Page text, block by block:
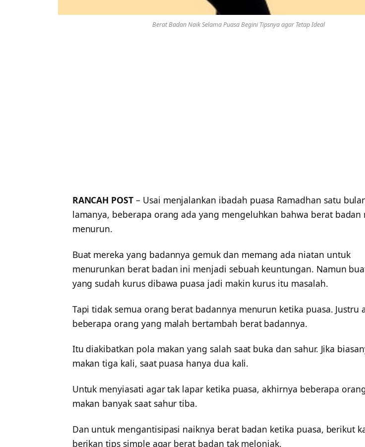
Berat Badan Naik Selama Puasa Begini Tipsnya agar Tetap Ideal
RANCAH POST – Usai menjalankan ibadah puasa Ramadhan satu
lamanya, beberapa orang ada yang mengeluhkan bahwa berat badan
menurun.
Buat mereka yang badannya gemuk dan memang ada niatan untuk
menurunkan berat badan ini menjadi sebuah keuntungan. Namun
yang sudah kurus dibawa puasa jadi makin kurus itu masalah.
Tapi tidak semua orang berat badannya menurun ketika puasa. Justru
beberapa orang yang malah bertambah berat badannya.
Itu diakibatkan pola makan yang salah saat buka dan sahur. Jika
makan tiga kali, saat puasa hanya dua kali.
Untuk menyiasati agar tak lapar ketika puasa, akhirnya beberapa
makan banyak saat sahur tiba.
Dan untuk mengantisipasi naiknya berat badan ketika puasa, berikut
berikan tips simple agar berat badan tak melonjak.